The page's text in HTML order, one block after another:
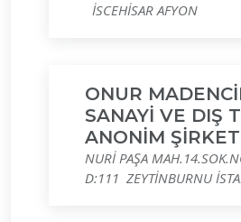
İSCEHİSAR AFYON
ONUR
SANAYİ VE DIŞ
ANONİM
NURİ PAŞA
D:111 ZEYTİNBURNU